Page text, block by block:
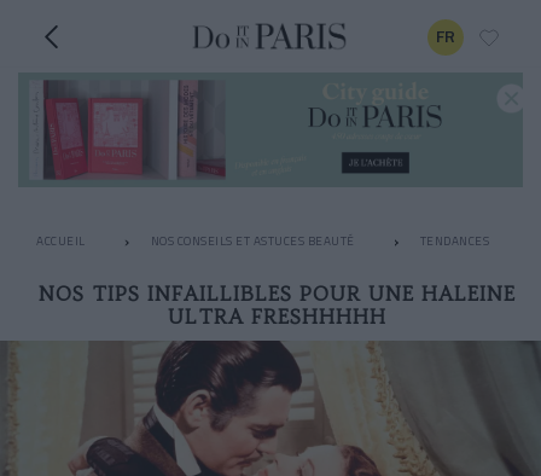
FR
ACCUEIL NOS CONSEILS ET ASTUCES BEAUTÉ TENDANCES
NOS TIPS INFAILLIBLES POUR UNE HALEINE
ULTRA FRESHHHHH